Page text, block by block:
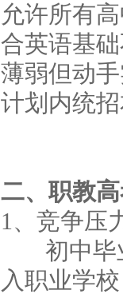
允许所有
合英语基
薄弱但动
计划内统
二、职教
1、竞争压
初中毕业
入职业学